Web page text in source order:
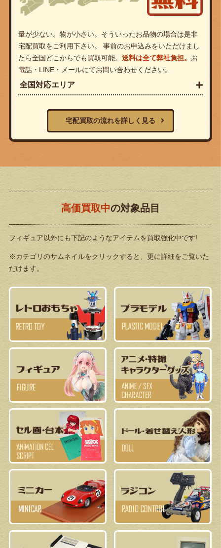
量が少ない。物が小さい。そういったお品物の場合は是非
宅配買取をご利用下さい。 事前のお申込みをいただけまし
たら全国どこからでも買取可能。 送料は全て弊社負担。 お
電話・LINE・メールにてお問い合わせください。
全国対応エリア
宅配買取の流れを詳しく見る
高価買取中の対象品目
フィギュア以外にも下記のようなアイテムを買取強化中です!
※カテゴリのサムネイルをクリックすると、更に詳細をご覧いた
だけます。